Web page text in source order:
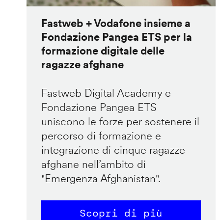
Fastweb + Vodafone insieme a
Fondazione Pangea ETS per la
formazione digitale delle
ragazze afghane
Fastweb Digital Academy e
Fondazione Pangea ETS
uniscono le forze per sostenere il
percorso di formazione e
integrazione di cinque ragazze
afghane nell’ambito di
"Emergenza Afghanistan".
Scopri di più